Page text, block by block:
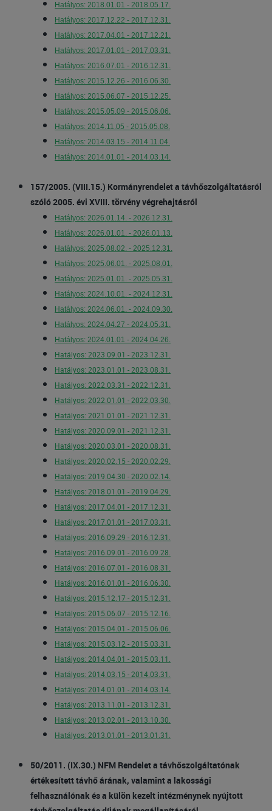
Hatályos: 2018.01.01 - 2018.05.17.
Hatályos: 2017.12.22 - 2017.12.31.
Hatályos: 2017.04.01 - 2017.12.21.
Hatályos: 2017.01.01 - 2017.03.31.
Hatályos: 2016.07.01 - 2016.12.31.
Hatályos: 2015.12.26 - 2016.06.30.
Hatályos: 2015.06.07 - 2015.12.25.
Hatályos: 2015.05.09 - 2015.06.06.
Hatályos: 2014.11.05 - 2015.05.08.
Hatályos: 2014.03.15 - 2014.11.04.
Hatályos: 2014.01.01 - 2014.03.14.
157/2005. (VIII.15.) Kormányrendelet a távhőszolgáltatásról
szóló 2005. évi XVIII. törvény végrehajtásról
Hatályos: 2026.01.14. - 2026.12.31.
Hatályos: 2026.01.01. - 2026.01.13.
Hatályos: 2025.08.02. - 2025.12.31.
Hatályos: 2025.06.01. - 2025.08.01.
Hatályos: 2025.01.01. - 2025.05.31.
Hatályos: 2024.10.01. - 2024.12.31.
Hatályos: 2024.06.01. - 2024.09.30.
Hatályos: 2024.04.27 - 2024.05.31.
Hatályos: 2024.01.01 - 2024.04.26.
Hatályos: 2023.09.01 - 2023.12.31.
Hatályos: 2023.01.01 - 2023.08.31.
Hatályos: 2022.03.31 - 2022.12.31.
Hatályos: 2022.01.01 - 2022.03.30.
Hatályos: 2021.01.01 - 2021.12.31.
Hatályos: 2020.09.01 - 2021.12.31.
Hatályos: 2020.03.01 - 2020.08.31.
Hatályos: 2020.02.15 - 2020.02.29.
Hatályos: 2019.04.30 - 2020.02.14.
Hatályos: 2018.01.01 - 2019.04.29.
Hatályos: 2017.04.01 - 2017.12.31.
Hatályos: 2017.01.01 - 2017.03.31.
Hatályos: 2016.09.29 - 2016.12.31.
Hatályos: 2016.09.01 - 2016.09.28.
Hatályos: 2016.07.01 - 2016.08.31.
Hatályos: 2016.01.01 - 2016.06.30.
Hatályos: 2015.12.17 - 2015.12.31.
Hatályos: 2015.06.07 - 2015.12.16.
Hatályos: 2015.04.01 - 2015.06.06.
Hatályos: 2015.03.12 - 2015.03.31.
Hatályos: 2014.04.01 - 2015.03.11.
Hatályos: 2014.03.15 - 2014.03.31.
Hatályos: 2014.01.01 - 2014.03.14.
Hatályos: 2013.11.01 - 2013.12.31.
Hatályos: 2013.02.01 - 2013.10.30.
Hatályos: 2013.01.01 - 2013.01.31.
50/2011. (IX.30.) NFM Rendelet a távhőszolgáltatónak
értékesített távhő árának, valamint a lakossági
felhasználónak és a külön kezelt intézménynek nyújtott